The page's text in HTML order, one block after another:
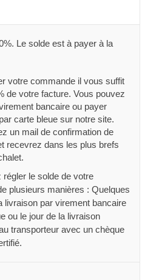
Le solde est à payer à la
votre commande il vous suffit
de votre facture. Vous pouvez
bancaire ou payer
carte bleue sur notre site.
un mail de confirmation de
recevrez dans les plus brefs
régler le solde de votre
plusieurs manières : Quelques
livraison par virement bancaire
ou le jour de la livraison
transporteur avec un chèque